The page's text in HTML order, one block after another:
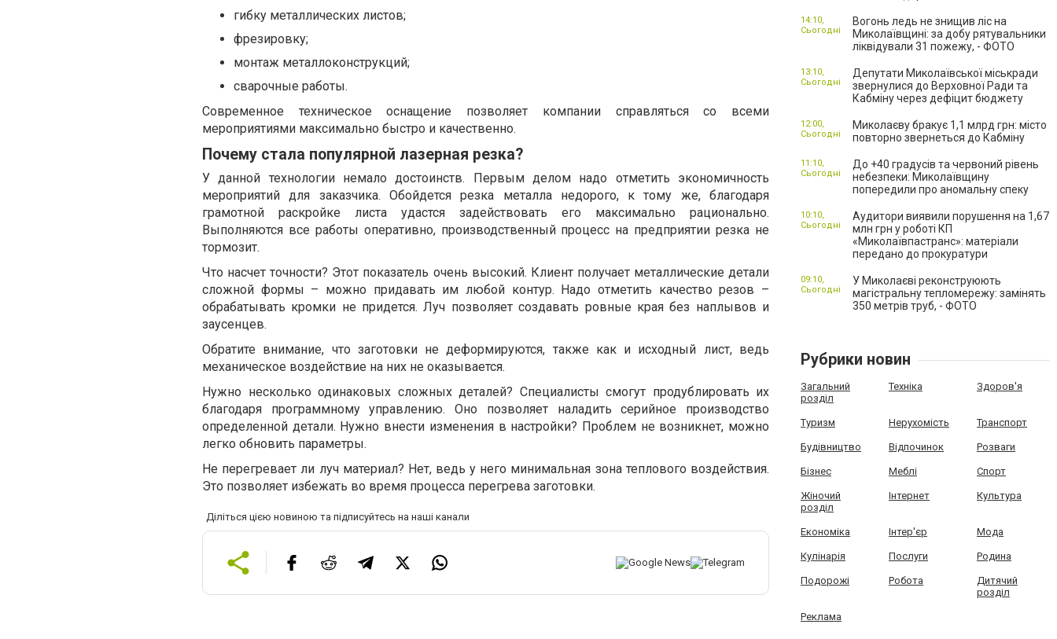
гибку металлических листов;
фрезировку;
монтаж металлоконструкций;
сварочные работы.
Современное техническое оснащение позволяет компании справляться со всеми
мероприятиями максимально быстро и качественно.
Почему стала популярной лазерная резка?
У данной технологии немало достоинств. Первым делом надо отметить экономичность
мероприятий для заказчика. Обойдется резка металла недорого, к тому же, благодаря
грамотной раскройке листа удастся задействовать его максимально рационально.
Выполняются все работы оперативно, производственный процесс на предприятии резка не
тормозит.
Что насчет точности? Этот показатель очень высокий. Клиент получает металлические детали
сложной формы – можно придавать им любой контур. Надо отметить качество резов –
обрабатывать кромки не придется. Луч позволяет создавать ровные края без наплывов и
заусенцев.
Обратите внимание, что заготовки не деформируются, также как и исходный лист, ведь
механическое воздействие на них не оказывается.
Нужно несколько одинаковых сложных деталей? Специалисты смогут продублировать их
благодаря программному управлению. Оно позволяет наладить серийное производство
определенной детали. Нужно внести изменения в настройки? Проблем не возникнет, можно
легко обновить параметры.
Не перегревает ли луч материал? Нет, ведь у него минимальная зона теплового воздействия.
Это позволяет избежать во время процесса перегрева заготовки.
Діліться цією новиною та підписуйтесь на наші канали
Вогонь ледь не знищив ліс на
Миколаївщині: за добу рятувальники
ліквідували 31 пожежу, - ФОТО
14:10,
Сьогодні
Депутати Миколаївської міськради
звернулися до Верховної Ради та
Кабміну через дефіцит бюджету
13:10,
Сьогодні
Миколаєву бракує 1,1 млрд грн: місто
повторно звернеться до Кабміну
12:00,
Сьогодні
До +40 градусів та червоний рівень
небезпеки: Миколаївщину
попередили про аномальну спеку
11:10,
Сьогодні
Аудитори виявили порушення на 1,67
млн грн у роботі КП
«Миколаївпастранс»: матеріали
передано до прокуратури
10:10,
Сьогодні
У Миколаєві реконструюють
магістральну тепломережу: замінять
350 метрів труб, - ФОТО
09:10,
Сьогодні
Рубрики новин
Загальний
розділ
Техніка Здоров'я
Туризм Нерухомість Транспорт
Будівництво Відпочинок Розваги
Бізнес Меблі Спорт
Жіночий
розділ
Інтернет Культура
Економіка Інтер'єр Мода
Кулінарія Послуги Родина
Подорожі Робота
Дитячий
розділ
Реклама